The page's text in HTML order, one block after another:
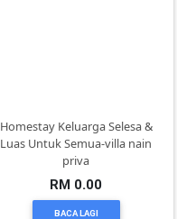
Homestay Keluarga Selesa &
Luas Untuk Semua-villa nain
priva
RM 0.00
BACA LAGI